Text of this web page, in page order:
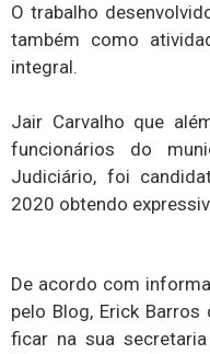
O trabalho
também como
integral.
Jair Carvalho que
funcionários do
Judiciário, foi
2020 obtendo
De acordo com
pelo Blog, Erick
ficar na sua